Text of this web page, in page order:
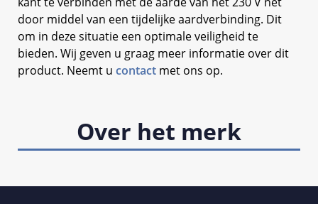
Over het merk
door middel van een tijdelijke aardverbinding. Dit
om in deze situatie een optimale veiligheid te
bieden. Wij geven u graag meer informatie over dit
product. Neemt u contact met ons op.